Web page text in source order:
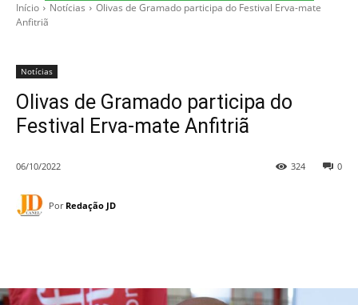
Início Notícias
Olivas de Gramado participa do Festival Erva-mate
Anfitriã
Notícias
Olivas de Gramado participa do
Festival Erva-mate Anfitriã
06/10/2022 0
324
Por Redação JD